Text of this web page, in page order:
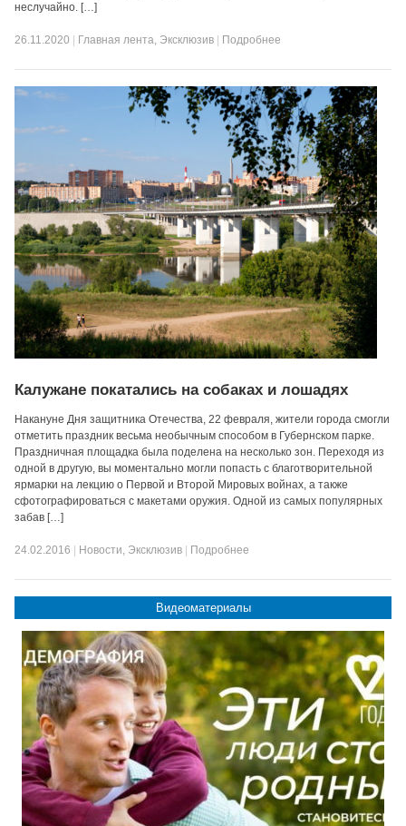
неслучайно. […]
26.11.2020 Главная лента, Эксклюзив Подробнее
Калужане покатались на собаках и лошадях
Накануне Дня защитника Отечества, 22 февраля, жители города смогли
отметить праздник весьма необычным способом в Губернском парке.
Праздничная площадка была поделена на несколько зон. Переходя из
одной в другую, вы моментально могли попасть с благотворительной
ярмарки на лекцию о Первой и Второй Мировых войнах, а также
сфотографироваться с макетами оружия. Одной из самых популярных
забав […]
24.02.2016 Новости, Эксклюзив Подробнее
Видеоматериалы